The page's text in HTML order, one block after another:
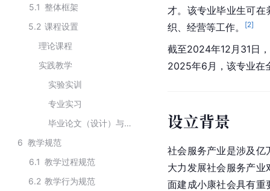
5.1 整体框架
5.2 课程设置
理论课程
实践教学
实验实训
专业实习
毕业论文（设计）与综合训练
6 教学规范
6.1 教学过程规范
6.2 教学行为规范
才。该专业毕业生可
织、经营等工作。
[2]
截至2024年12月31日
2025年6月，该专业在
设立背景
社会服务产业是涉及亿
大力发展社会服务产
面建成小康社会具有重